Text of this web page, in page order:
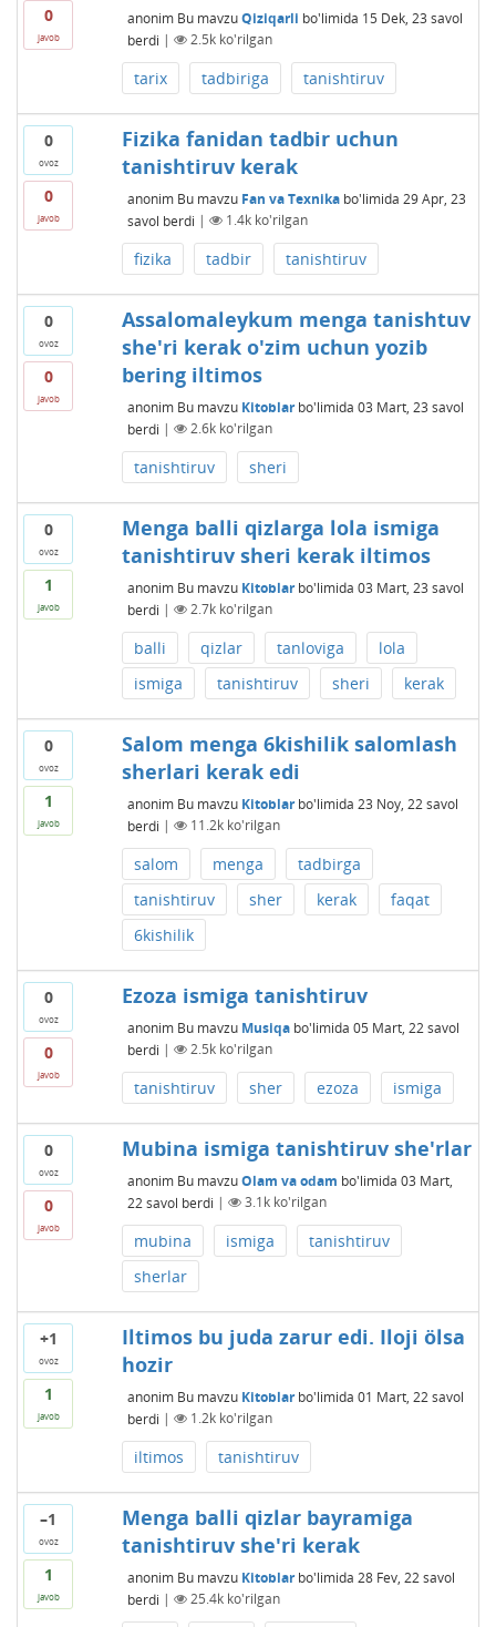
0
javob
anonim Bu mavzuQiziqarli bo'limida 15 Dek, 23 savol
berdi | 2.5kko'rilgan
tarix tadbiriga tanishtiruv
0
ovoz
0
javob
Fizika fanidan tadbir uchun
tanishtiruv kerak
anonim Bu mavzu Fan va Texnikabo'limida 29 Apr, 23
savol berdi | 1.4kko'rilgan
fizika tadbir tanishtiruv
0
ovoz
0
javob
Assalomaleykum menga tanishtuv
she'ri kerak o'zim uchun yozib
bering iltimos
anonim Bu mavzu Kitoblarbo'limida 03 Mart, 23 savol
berdi | 2.6kko'rilgan
tanishtiruv sheri
0
ovoz
1
javob
Menga balli qizlarga lola ismiga
tanishtiruv sheri kerak iltimos
anonim Bu mavzu Kitoblarbo'limida 03 Mart, 23 savol
berdi | 2.7kko'rilgan
balli qizlar tanloviga
lola
ismiga
tanishtiruv sheri kerak
0
ovoz
1
javob
Salom menga 6kishilik salomlash
sherlari kerak edi
anonim Bu mavzu Kitoblarbo'limida 23 Noy, 22 savol
berdi | 11.2kko'rilgan
salom menga
tadbirga
tanishtiruv
sher kerak
faqat
6kishilik
0
ovoz
0
javob
Ezoza ismiga tanishtiruv
anonim Bu mavzu Musiqabo'limida 05 Mart, 22 savol
berdi | 2.5kko'rilgan
tanishtiruv sher ezoza ismiga
0
ovoz
0
javob
Mubina ismiga tanishtiruv she'rlar
anonim Bu mavzuOlam va odam bo'limida 03 Mart,
22 savol berdi | 3.1kko'rilgan
mubina ismiga
tanishtiruv
sherlar
+1
ovoz
1
javob
Iltimos bu juda zarur edi. Iloji ölsa
hozir
anonim Bu mavzu Kitoblarbo'limida 01 Mart, 22 savol
berdi | 1.2kko'rilgan
iltimos tanishtiruv
–1
ovoz
1
javob
Menga balli qizlar bayramiga
tanishtiruv she'ri kerak
anonim Bu mavzu Kitoblarbo'limida 28 Fev, 22 savol
berdi | 25.4kko'rilgan